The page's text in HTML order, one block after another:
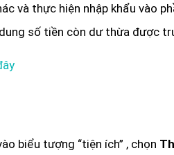
và thực hiện nhập khẩu vào
số tiền còn dư thừa được
biểu tượng “tiện ích” , chọn